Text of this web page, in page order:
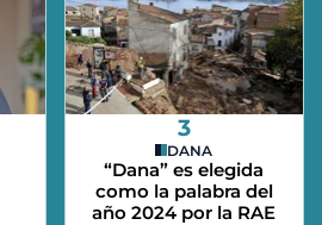
3
DANA
“Dana” es elegida
como la palabra del
año 2024 por la RAE